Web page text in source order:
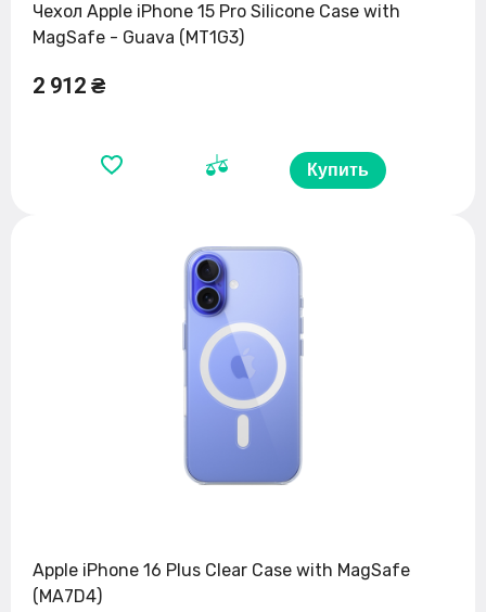
Чехол Apple iPhone 15 Pro Silicone Case with
MagSafe - Guava (MT1G3)
2 912 ₴
Купить
Apple iPhone 16 Plus Clear Case with MagSafe
(MA7D4)